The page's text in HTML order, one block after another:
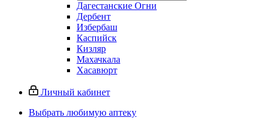
Дагестанские Огни
Дербент
Избербаш
Каспийск
Кизляр
Махачкала
Хасавюрт
Личный кабинет
Выбрать любимую аптеку